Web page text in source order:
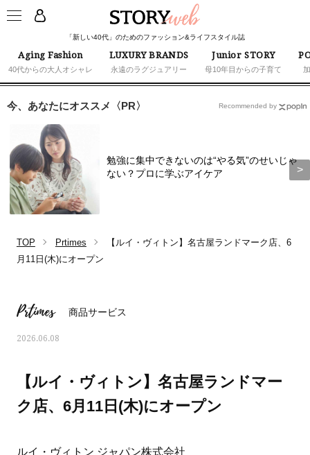
「新しい40代」のためのファッション&ライフスタイル誌
Aging Fashion
40代からの大人オシャレ
LUXURY BRANDS
永遠のラグジュアリー
Junior STORY
母10年目からの子育て
今、あなたにオススメ〈PR〉
勉強に集中できないのは“やる気”のせいじゃ
ない？プロに学ぶアイケア
Recommended by
TOP Prtimes
【ルイ・ヴィトン】名古屋ランドマーク店、6
月11日(木)にオープン
Prtimes 商品サービス
2026.06.08
【ルイ・ヴィトン】名古屋ランドマー
ク店、6月11日(木)にオープン
ルイ・ヴィトン ジャパン株式会社